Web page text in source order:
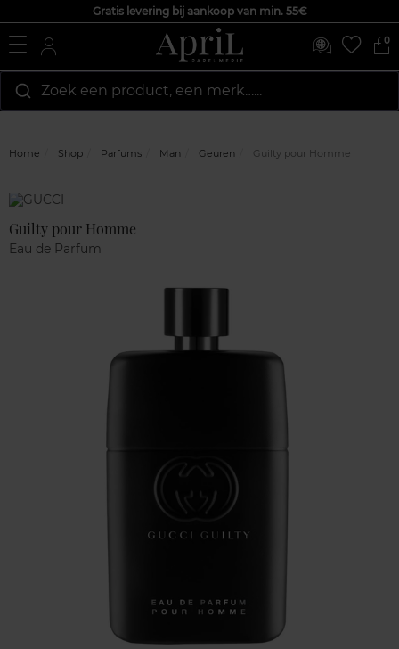
Gratis levering bij aankoop van min. 55€
0
Zoek een product, een merk…...
Home Shop Parfums Man Geuren Guilty pour Homme
Marque
Guilty pour Homme
Eau de Parfum